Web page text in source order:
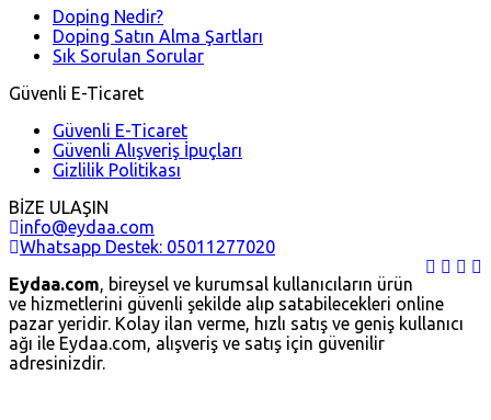
Doping Nedir?
Doping Satın Alma Şartları
Sık Sorulan Sorular
Güvenli E-Ticaret
Güvenli E-Ticaret
Güvenli Alışveriş İpuçları
Gizlilik Politikası
BİZE ULAŞIN
info@eydaa.com
Whatsapp Destek: 05011277020
Eydaa.com, bireysel ve kurumsal kullanıcıların ürün
ve hizmetlerini güvenli şekilde alıp satabilecekleri online
pazar yeridir. Kolay ilan verme, hızlı satış ve geniş kullanıcı
ağı ile Eydaa.com, alışveriş ve satış için güvenilir
adresinizdir.